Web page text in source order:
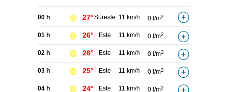
00 h 27°Sureste 11 km/h 0 l/m2
01 h 26° Este 11 km/h 0 l/m2
02 h 26° Este 11 km/h 0 l/m2
03 h 25° Este 11 km/h 0 l/m2
04 h 24° Este 11 km/h 0 l/m2